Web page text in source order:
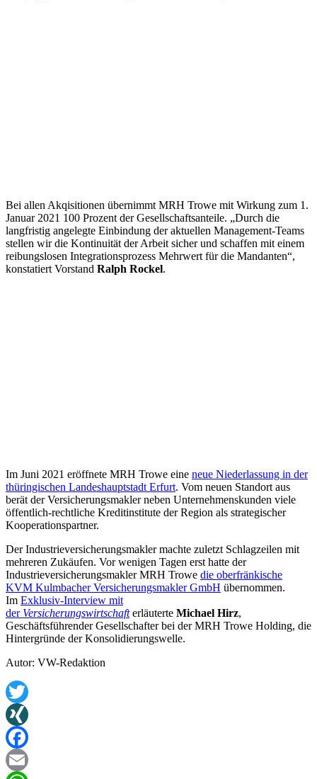
Bei allen Akqisitionen übernimmt MRH Trowe mit Wirkung zum 1.
Januar 2021 100 Prozent der Gesellschaftsanteile. „Durch die
langfristig angelegte Einbindung der aktuellen Management-Teams
stellen wir die Kontinuität der Arbeit sicher und schaffen mit einem
reibungslosen Integrationsprozess Mehrwert für die Mandanten“,
konstatiert Vorstand Ralph Rockel.
Im Juni 2021 eröffnete MRH Trowe eine neue Niederlassung in der
thüringischen Landeshauptstadt Erfurt. Vom neuen Standort aus
berät der Versicherungsmakler neben Unternehmenskunden viele
öffentlich-rechtliche Kreditinstitute der Region als strategischer
Kooperationspartner.
Der Industrieversicherungsmakler machte zuletzt Schlagzeilen mit
mehreren Zukäufen. Vor wenigen Tagen erst hatte der
Industrieversicherungsmakler MRH Trowe die oberfränkische
KVM Kulmbacher Versicherungsmakler GmbH übernommen.
Im Exklusiv-Interview mit
der Versicherungswirtschafterläuterte Michael Hirz,
Geschäftsführender Gesellschafter bei der MRH Trowe Holding, die
Hintergründe der Konsolidierungswelle.
Autor: VW-Redaktion
Twitter
XING
Facebook